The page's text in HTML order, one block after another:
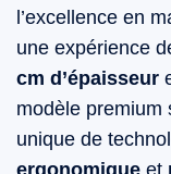
l’excellence en
une expérience
cm d’épaisseur
modèle premium
unique de